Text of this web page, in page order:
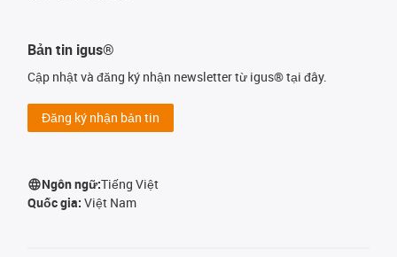
Bản tin igus®
Cập nhật và đăng ký nhận newsletter từ igus® tại đây.
Đăng ký nhận bản tin
Ngôn ngữ:Tiếng Việt
Quốc gia: Việt Nam